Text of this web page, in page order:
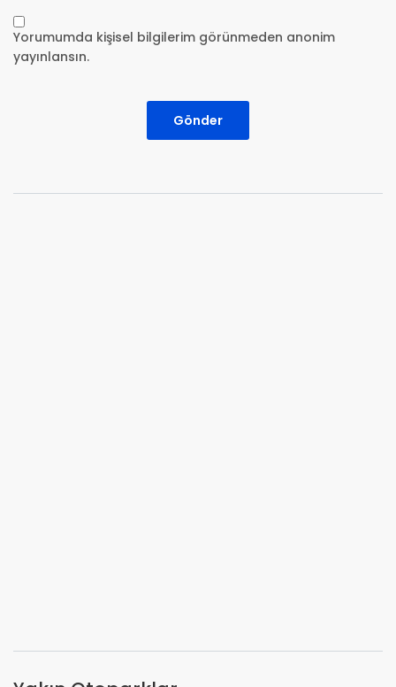
Yorumumda kişisel bilgilerim görünmeden anonim
yayınlansın.
Gönder